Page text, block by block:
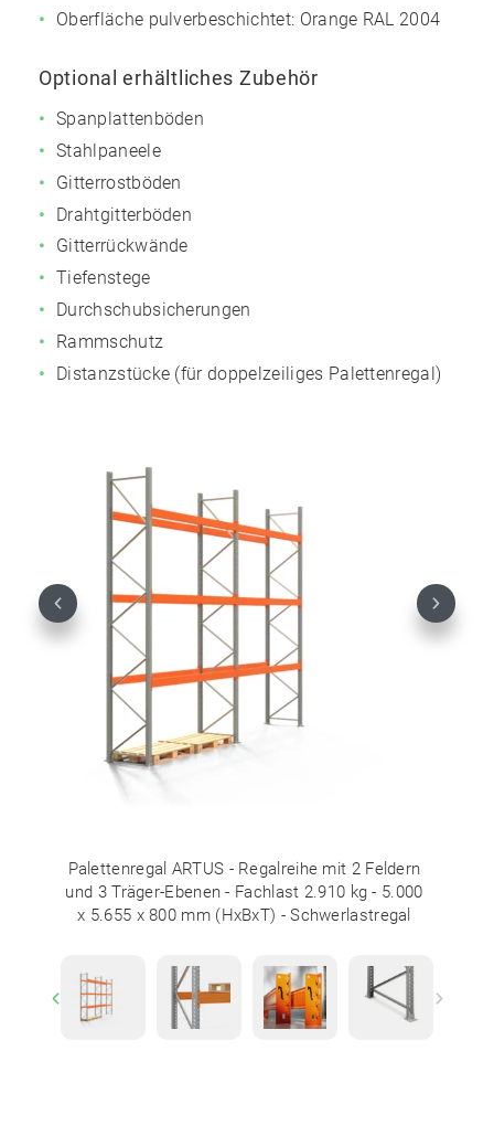
Oberfläche pulverbeschichtet: Orange RAL 2004
Optional erhältliches Zubehör
Spanplattenböden
Stahlpaneele
Gitterrostböden
Drahtgitterböden
Gitterrückwände
Tiefenstege
Durchschubsicherungen
Rammschutz
Distanzstücke (für doppelzeiliges Palettenregal)
Palettenregal ARTUS - Regalreihe mit 2 Feldern
und 3 Träger-Ebenen - Fachlast 2.910 kg - 5.000
x 5.655 x 800 mm (HxBxT) - Schwerlastregal
Previous Next
Previous Next